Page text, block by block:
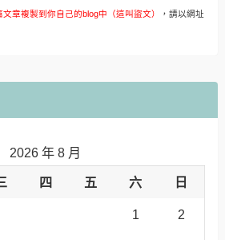
章複製到你自己的blog中（這叫盜文） ，請以網址
2026 年 8 月
四 五 六 日
1 2